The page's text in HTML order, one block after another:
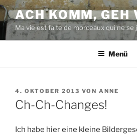
Zum
Inhalt
springen
ACH KOMM, GEH
Ma vie est faite de morceaux qui ne se
Menü
VERÖFFENTLICHT
AM
4. OKTOBER 2013 VON ANNE
Ch-Ch-Changes!
Ich habe hier eine kleine